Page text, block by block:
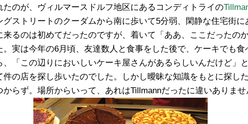
たのが、ヴィルマースドルフ地区にあるコンディトライの
グストリートのクーダムから南に歩いて5分弱、閑静な住宅街に
来るのは初めてだったのですが、着いて「ああ、ここだったの
。実は今年の6月頃、友達数人と食事をした後で、ケーキでも食
、「この辺りにおいしいケーキ屋さんがあるらしいんだけど」
件の店を探し歩いたのでした。しかし曖昧な知識をもとに探し
からず。場所からいって、あれはTillmannだったに違いありませ